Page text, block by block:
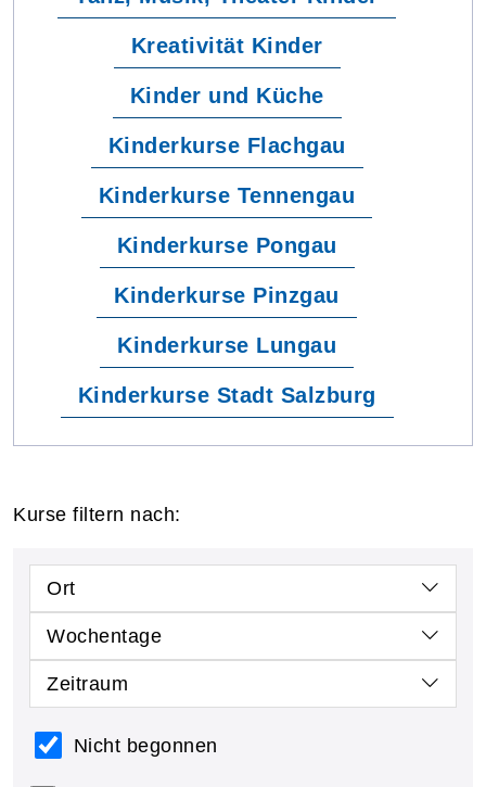
Kreativität Kinder
Kinder und Küche
Kinderkurse Flachgau
Kinderkurse Tennengau
Kinderkurse Pongau
Kinderkurse Pinzgau
Kinderkurse Lungau
Kinderkurse Stadt Salzburg
Kurse filtern nach:
Ort
Wochentage
Zeitraum
Nicht begonnen